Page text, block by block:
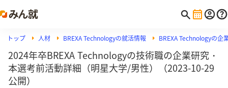
トップ 人材 BREXA Technologyの就活情報 BREXA Technologyの企
2024年卒BREXA Technologyの技術職の企業研究・
本選考前活動詳細（明星大学/男性）（2023-10-29
公開）